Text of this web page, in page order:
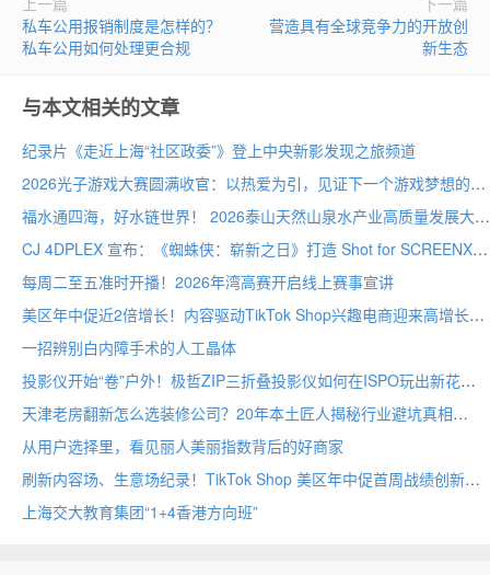
私车公用报销制度是怎样的？
私车公用如何处理更合规
营造具有全球竞争力的开放创
新生态
与本文相关的文章
纪录片《走近上海“社区政委”》登上中央新影发现之旅频道
2026光子游戏大赛圆满收官：以热爱为引，见证下一个游戏梦想的诞生
福水通四海，好水链世界！ 2026泰山天然山泉水产业高质量发展大会圆满举行
CJ 4DPLEX 宣布：《蜘蛛侠：崭新之日》打造 Shot for SCREENX 专属版本
每周二至五准时开播！2026年湾高赛开启线上赛事宣讲
美区年中促近2倍增长！内容驱动TikTok Shop兴趣电商迎来高增长
一招辨别白内障手术的人工晶体
投影仪开始“卷”户外！极哲ZIP三折叠投影仪如何在ISPO玩出新花样？
天津老房翻新怎么选装修公司？20年本土匠人揭秘行业避坑真相
从用户选择里，看见丽人美丽指数背后的好商家
刷新内容场、生意场纪录！TikTok Shop 美区年中促首周战绩创新高
上海交大教育集团“1+4香港方向班”